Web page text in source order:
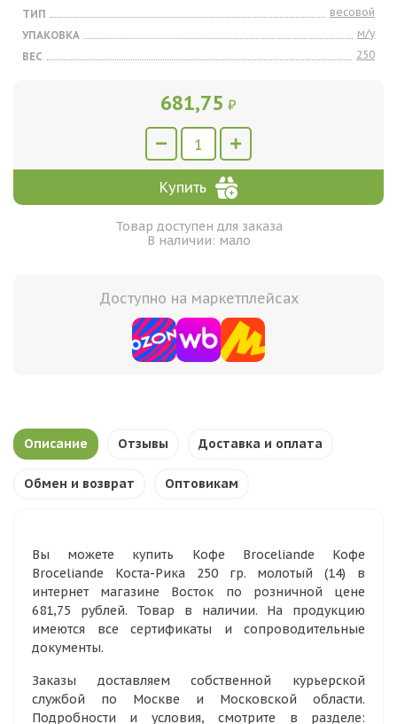
ТИП
весовой
УПАКОВКА
м/у
ВЕС
250
681,75 ₽
Купить
Товар доступен для заказа
В наличии: мало
Доступно на маркетплейсах
Описание Отзывы Доставка и оплата
Обмен и возврат Оптовикам
Вы можете купить Кофе Broceliande Кофе
Broceliande Коста-Рика 250 гр. молотый (14) в
интернет магазине Восток по розничной цене
681,75 рублей. Товар в наличии. На продукцию
имеются все сертификаты и сопроводительные
документы.
Заказы доставляем собственной курьерской
службой по Москве и Московской области.
Подробности и условия, смотрите в разделе: